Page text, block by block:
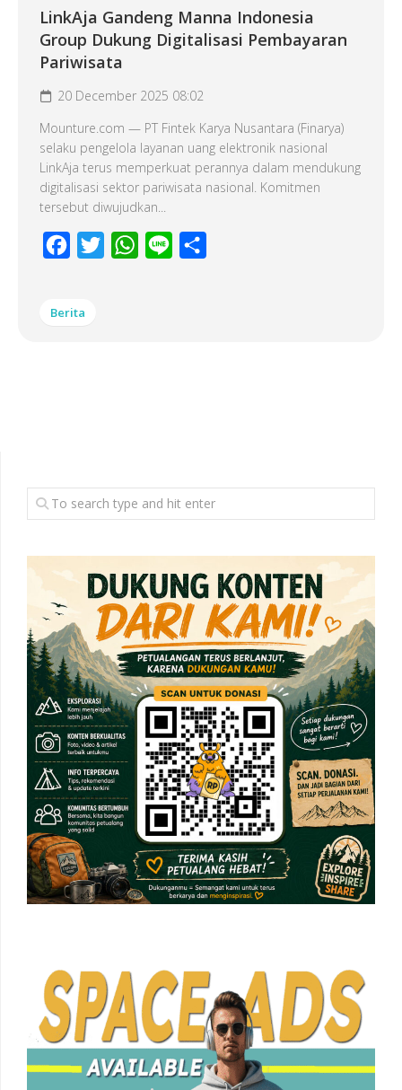
LinkAja Gandeng Manna Indonesia
Group Dukung Digitalisasi Pembayaran
Pariwisata
20 December 2025 08:02
Mounture.com — PT Fintek Karya Nusantara (Finarya)
selaku pengelola layanan uang elektronik nasional
LinkAja terus memperkuat perannya dalam mendukung
digitalisasi sektor pariwisata nasional. Komitmen
tersebut diwujudkan...
Facebook
Twitter WhatsApp
Line
Berita